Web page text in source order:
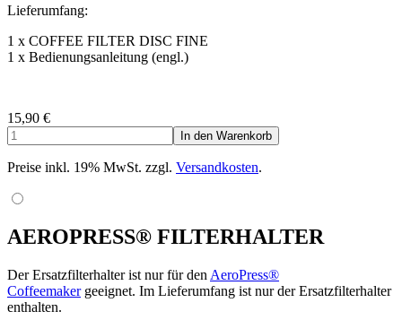
Lieferumfang:
1 x COFFEE FILTER DISC FINE
1 x Bedienungsanleitung (engl.)
15,90 €
Preise inkl. 19% MwSt. zzgl. Versandkosten.
AEROPRESS® FILTERHALTER
Der Ersatzfilterhalter ist nur für den AeroPress®
Coffeemakergeeignet. Im Lieferumfang ist nur der Ersatzfilterhalter
enthalten.